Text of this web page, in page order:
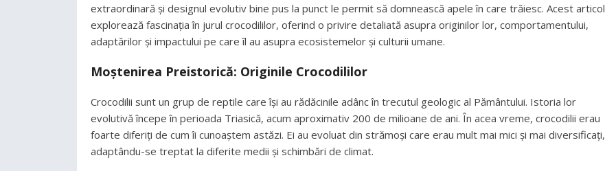
extraordinară și designul evolutiv bine pus la punct le permit să domnească apele în care trăiesc. Acest articol
explorează fascinația în jurul crocodililor, oferind o privire detaliată asupra originilor lor, comportamentului,
adaptărilor și impactului pe care îl au asupra ecosistemelor și culturii umane.
Moștenirea Preistorică: Originile Crocodililor
Crocodilii sunt un grup de reptile care își au rădăcinile adânc în trecutul geologic al Pământului. Istoria lor
evolutivă începe în perioada Triasică, acum aproximativ 200 de milioane de ani. În acea vreme, crocodilii erau
foarte diferiți de cum îi cunoaștem astăzi. Ei au evoluat din strămoși care erau mult mai mici și mai diversificați,
adaptându-se treptat la diferite medii și schimbări de climat.